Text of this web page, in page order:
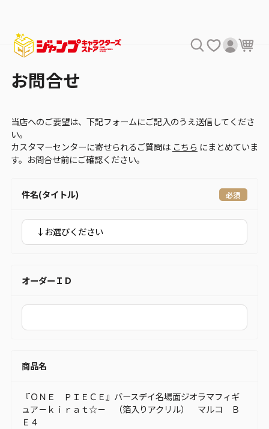
お問合せ
当店へのご要望は、下記フォームにご記入のうえ送信してくださ
い。
カスタマーセンターに寄せられるご質問は こちら にまとめていま
す。お問合せ前にご確認ください。
件名(タイトル)
オーダーＩＤ
商品名
『ＯＮＥ ＰＩＥＣＥ』バースデイ名場面ジオラマフィギ
ュア－ｋｉｒａｔ☆－ （箔入りアクリル） マルコ Ｂ
Ｅ４